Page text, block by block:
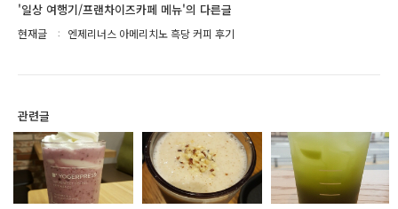
'일상 여행기/프랜차이즈카페 메뉴'의 다른글
현재글 엔제리너스 아메리치노 흑당 커피 후기
관련글